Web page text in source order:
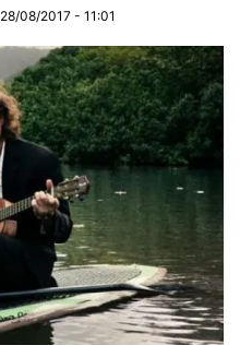
28/08/2017 - 11:01